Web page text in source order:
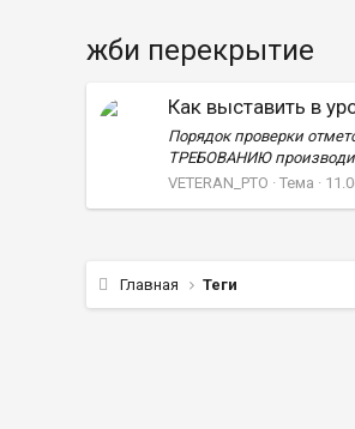
жби перекрытие
Как выставить в
Порядок проверки
ТРЕБОВАНИЮ
VETERAN_PTO
Тема
Главная Теги